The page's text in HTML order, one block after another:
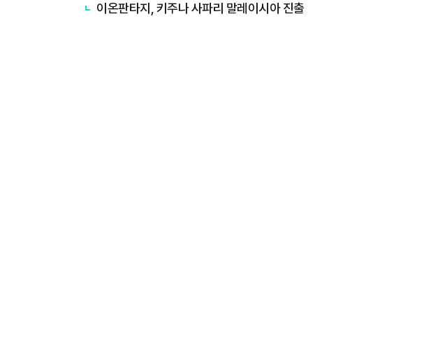
이온판타지, 키주나 사파리 말레이시아 진출